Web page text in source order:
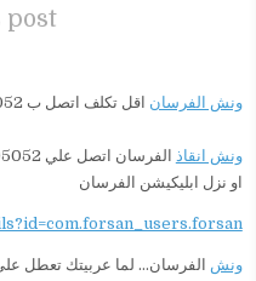
post
ونش الفرسان اقل تكلف اتصل ب 01282505052
ونش انقاذ الفرسان اتصل علي 01282505052
او نزل ابليكيشن الفرسان
ونش الفرسان… لما عربيتك تعطل